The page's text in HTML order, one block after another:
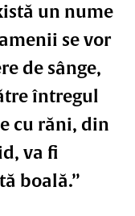
un nume
se vor
de sânge,
întregul
cu răni, din
va fi
boală.”